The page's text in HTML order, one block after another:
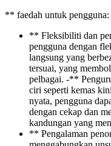
** faedah untuk
** Fleksibiliti dan
pengguna dengan
langsung yang
tersuai, yang
pelbagai. -**
ciri seperti kemas
nyata, pengguna
dengan cekap dan
kandungan yang
** Pengalaman